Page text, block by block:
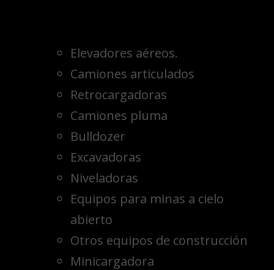
Elevadores aéreos.
Camiones articulados
Retrocargadoras
Camiones pluma
Bulldozer
Excavadoras
Niveladoras
Equipos para minas a cielo
abierto
Otros equipos de construcción
Minicargadora